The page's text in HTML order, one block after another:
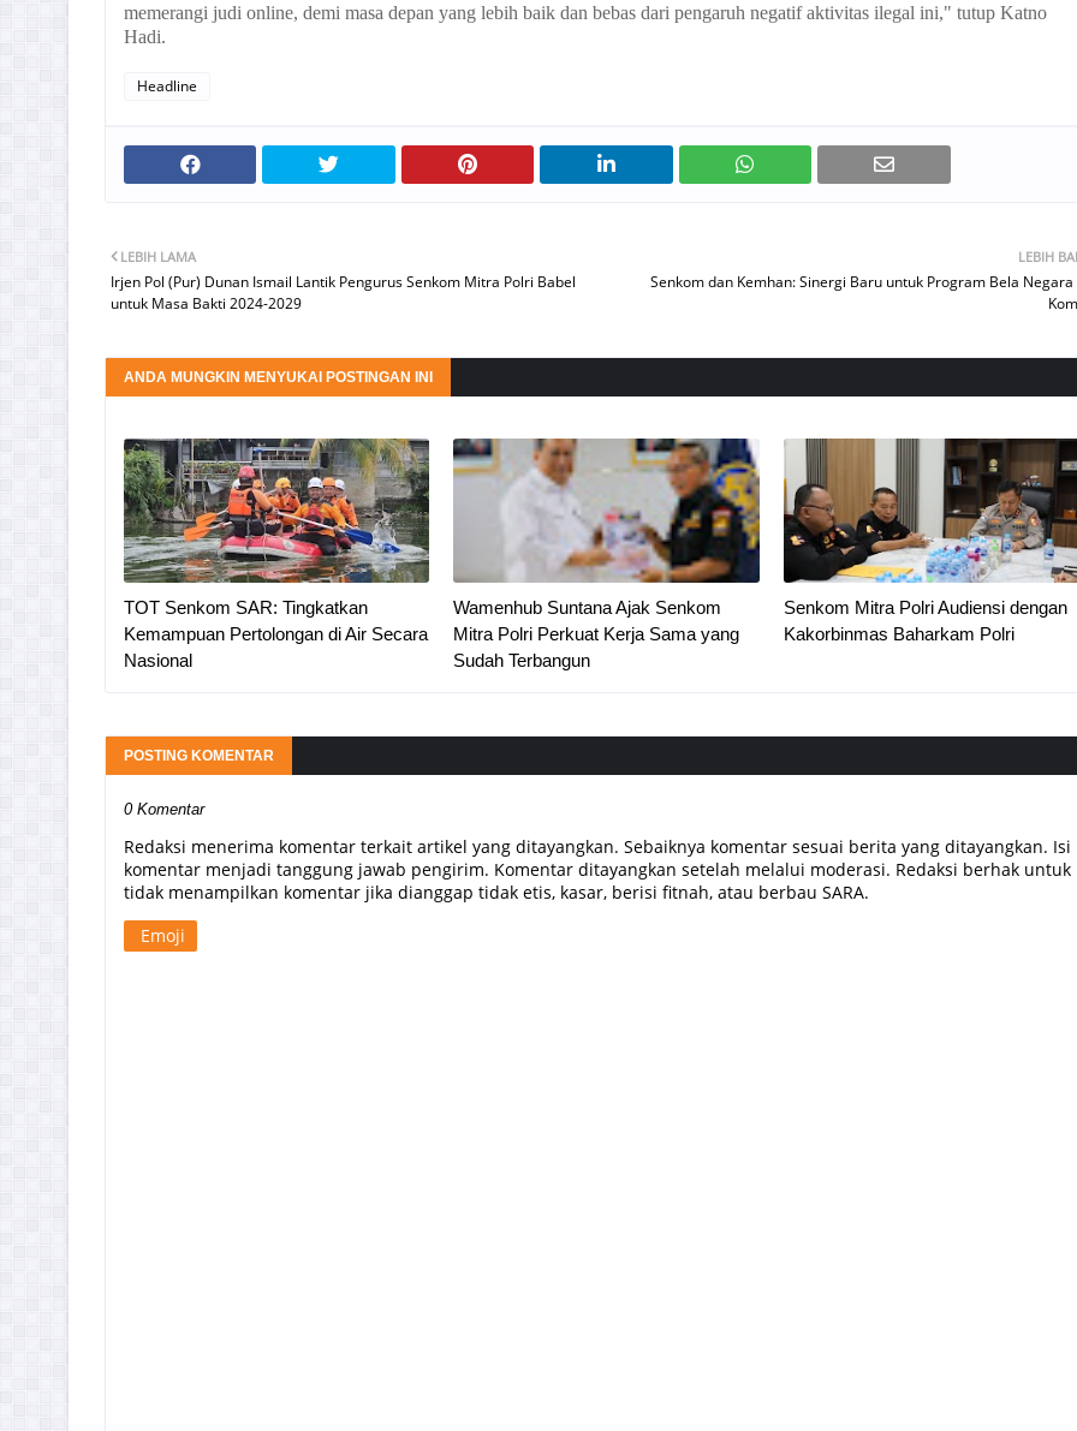
memerangi judi online, demi masa depan yang lebih baik dan bebas dari pengaruh negatif aktivitas ilegal ini," tutup Katno
Hadi.
Headline
LEBIH
Senkom dan Kemhan: Sinergi Baru untuk Program Bela Negara
LEBIH LAMA
Irjen Pol (Pur) Dunan Ismail Lantik Pengurus Senkom Mitra Polri Babel
untuk Masa Bakti 2024-2029
ANDA MUNGKIN MENYUKAI POSTINGAN INI
TOT Senkom SAR: Tingkatkan
Kemampuan Pertolongan di Air Secara
Nasional
Wamenhub Suntana Ajak Senkom
Mitra Polri Perkuat Kerja Sama yang
Sudah Terbangun
Senkom Mitra Polri Audiensi dengan
Kakorbinmas Baharkam Polri
POSTING KOMENTAR
0 Komentar
Redaksi menerima komentar terkait artikel yang ditayangkan. Sebaiknya komentar sesuai berita yang ditayangkan. Isi
komentar menjadi tanggung jawab pengirim. Komentar ditayangkan setelah melalui moderasi. Redaksi berhak untuk
tidak menampilkan komentar jika dianggap tidak etis, kasar, berisi fitnah, atau berbau SARA.
Emoji